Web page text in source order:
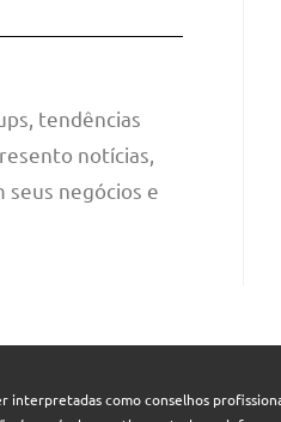
tendências
notícias,
seus negócios e
interpretadas como conselhos